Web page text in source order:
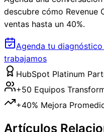
descubre cómo Revenue
ventas hasta un 40%.
Agenda tu
trabajamos
HubSpot Platinum
+50 Equipos
+40% Mejora
Artículos